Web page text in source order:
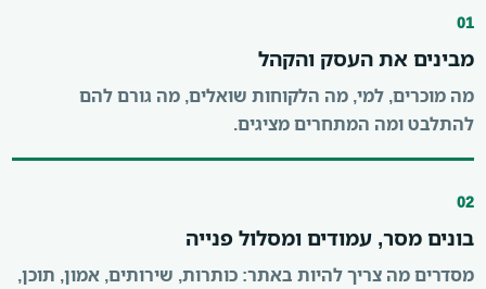
01
מבינים את העסק והקהל
מה מוכרים, למי, מה הלקוחות שואלים, מה גורם להם
להתלבט ומה המתחרים מציגים.
02
בונים מסר, עמודים ומסלול פנייה
מסדרים מה צריך להיות באתר: כותרות, שירותים, אמון, תוכן,